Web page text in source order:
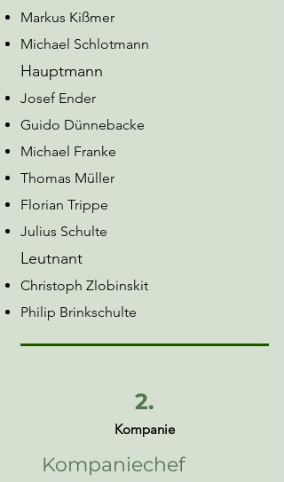
Markus Kißmer
Michael Schlotmann
Hauptmann
Josef Ender
Guido Dünnebacke
Michael Franke
Thomas Müller
Florian Trippe
Julius Schulte
Leutnant
Christoph Zlobinskit
Philip Brinkschulte
2.
Kompanie
Kompaniechef